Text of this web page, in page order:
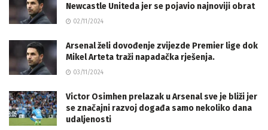
Newcastle Uniteda jer se pojavio najnoviji obrat
02/11/2024
Arsenal želi dovođenje zvijezde Premier lige dok
Mikel Arteta traži napadačka rješenja.
03/11/2024
Victor Osimhen prelazak u Arsenal sve je bliži jer
se značajni razvoj događa samo nekoliko dana
udaljenosti